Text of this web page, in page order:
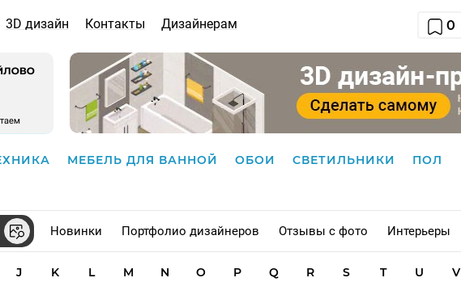
3D дизайн Контакты Дизайнерам 0
МЕБЕЛЬ ДЛЯ ВАННОЙ ОБОИ СВЕТИЛЬНИКИ ПОЛ
Новинки Портфолио дизайнеров Отзывы с фото Интерьеры
J K L M N O P Q R S T U V